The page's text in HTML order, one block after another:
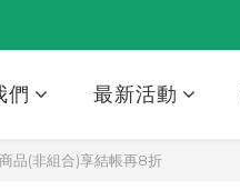
們 最新活動
品(非組合)享結帳再8折